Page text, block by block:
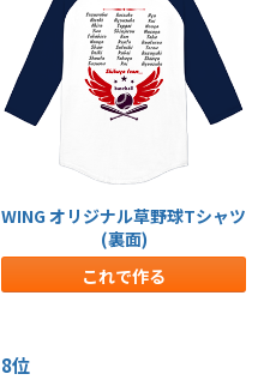
WING オリジナル草野球Tシャツ
(裏面)
これで作る
8位